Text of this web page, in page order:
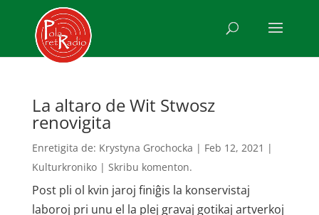
La altaro de Wit Stwosz
renovigita
Enretigita de: Krystyna Grochocka | Feb 12, 2021 |
Kulturkroniko| Skribu komenton.
Post pli ol kvin jaroj finiĝis la konservistaj
laboroj pri unu el la plej gravaj gotikaj artverkoj